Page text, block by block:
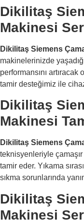
Dikilitaş
Makinesi
Dikilitaş Siemens
makinelerinizde
performansını
tamir desteğimiz ile
Dikilitaş
Makinesi
Dikilitaş Siemens
teknisyenleriyle
tamir eder. Yıkama
sıkma sorunlarında
Dikilitaş
Makinesi